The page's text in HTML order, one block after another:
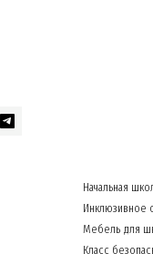
Начальная
Инклюзивное
Мебель для
Класс